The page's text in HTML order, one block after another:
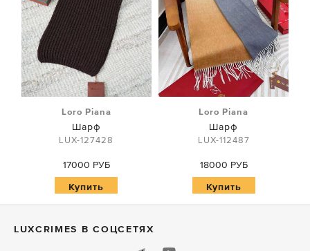
Loro Piana
Шарф
LUX-127428
17000 РУБ
Купить
Loro Piana
Шарф
LUX-112487
18000 РУБ
Купить
LUXСRIMES В СОЦСЕТЯХ